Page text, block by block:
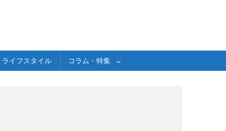
ライフスタイル コラム・特集